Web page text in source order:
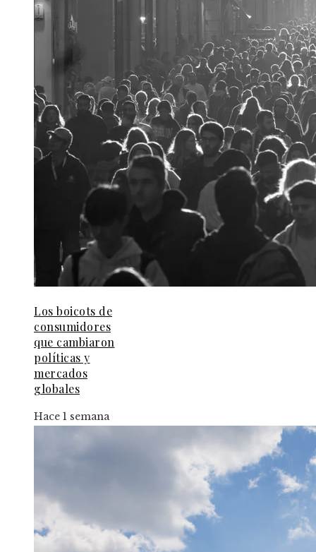
Los boicots de
consumidores
que cambiaron
políticas y
mercados
globales
Hace 1 semana